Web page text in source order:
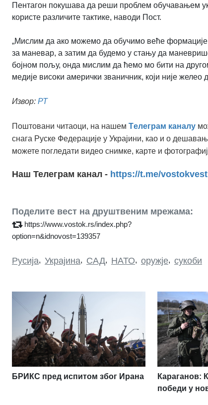
Пентагон покушава да реши проблем обучавањем
користе различите тактике, наводи Пост.
„Мислим да ако можемо да обучимо веће формације
за маневар, а затим да будемо у стању да
бојном пољу, онда мислим да ћемо мо бити на
медије високи амерички званичник, који није желео
Извор: РТ
Поштовани читаоци, на нашем Tелеграм каналу
снага Руске Федерације у Украјини, као и о
можете погледати видео снимке, карте и
Наш Телеграм канал - https://t.me/
Поделите вест на друштвеним мрежама:
https://www.vostok.rs/index.php?
option=n&idnovost=139357
Русија, Украјина, САД, НАТО, оружје, сукоби
БРИКС пред испитом због Ирана
Караганов:
победи у